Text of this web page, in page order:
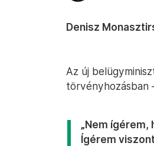
Denisz
Az új
törvényhozásban
„Nem
Ígérem